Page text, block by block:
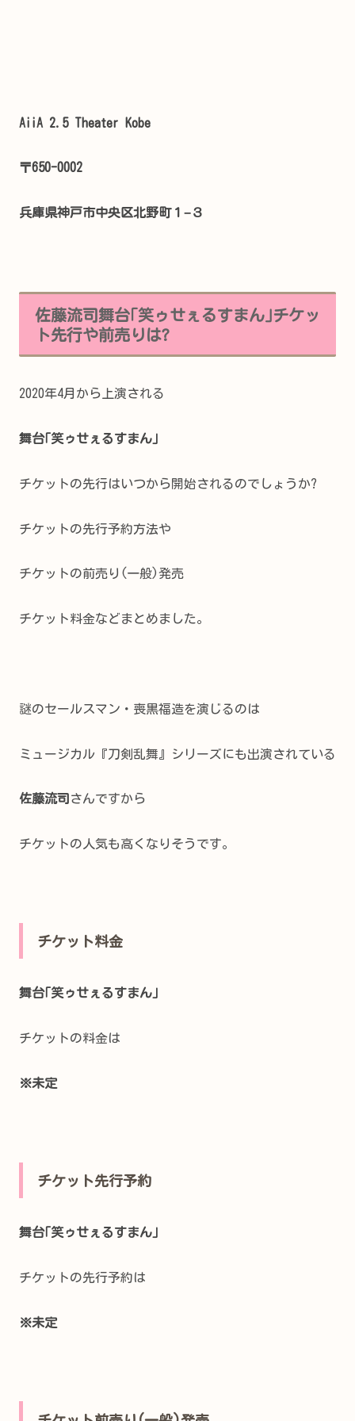
AiiA 2.5 Theater Kobe
〒650-0002
兵庫県神戸市中央区北野町１−３
佐藤流司舞台｢笑ゥせぇるすまん｣チケッ
ト先行や前売りは?
2020年4月から上演される
舞台｢笑ゥせぇるすまん｣
チケットの先行はいつから開始されるのでしょうか?
チケットの先行予約方法や
チケットの前売り(一般)発売
チケット料金などまとめました。
謎のセールスマン・喪黒福造を演じるのは
ミュージカル『刀剣乱舞』シリーズにも出演されている
佐藤流司 さんですから
チケットの人気も高くなりそうです。
チケット料金
舞台｢笑ゥせぇるすまん｣
チケットの料金は
※未定
チケット先行予約
舞台｢笑ゥせぇるすまん｣
チケットの先行予約は
※未定